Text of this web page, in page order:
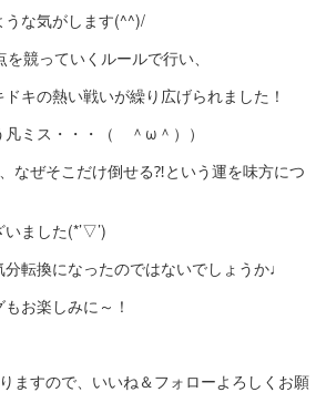
うな気がします(^^)/
競っていくルールで行い、
キの熱い戦いが繰り広げられました！
凡ミス・・・（ ＾ω＾））
なぜそこだけ倒せる⁈という運を味方につ
ました(*’▽’)
転換になったのではないでしょうか♩
お楽しみに～！
ますので、いいね＆フォローよろしくお願